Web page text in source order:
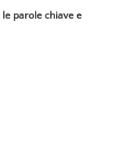
parole chiave e